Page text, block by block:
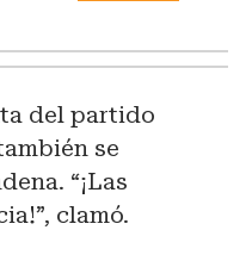
del partido
se
“¡Las
clamó.